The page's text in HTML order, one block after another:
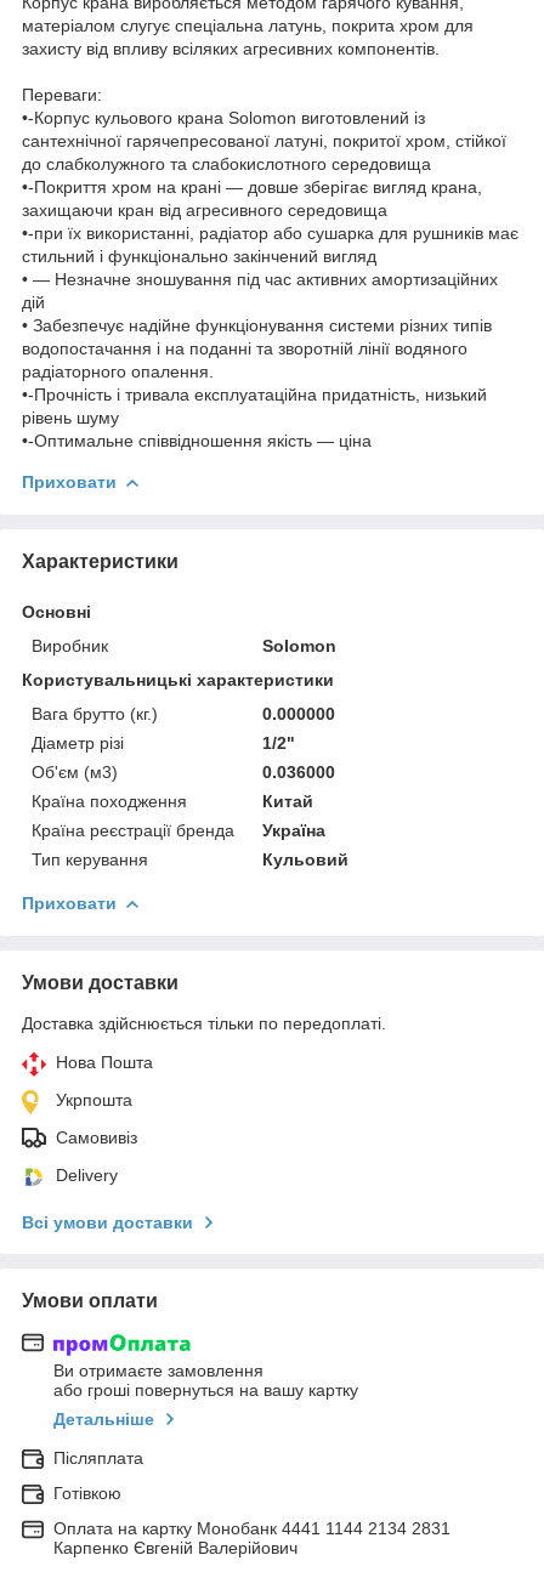
матеріалом слугує спеціальна латунь, покрита хром для
захисту від впливу всіляких агресивних компонентів.
Переваги:
•-Корпус кульового крана Solomon виготовлений із
сантехнічної гарячепресованої латуні, покритої хром, стійкої
до слабколужного та слабокислотного середовища
•-Покриття хром на крані — довше зберігає вигляд крана,
захищаючи кран від агресивного середовища
•-при їх використанні, радіатор або сушарка для рушників має
стильний і функціонально закінчений вигляд
• — Незначне зношування під час активних амортизаційних
дій
• Забезпечує надійне функціонування системи різних типів
водопостачання і на поданні та зворотній лінії водяного
радіаторного опалення.
•-Прочність і тривала експлуатаційна придатність, низький
рівень шуму
•-Оптимальне співвідношення якість — ціна
Приховати
Характеристики
Основні
Виробник
Solomon
Користувальницькі характеристики
Вага брутто (кг.)
0.000000
Діаметр різі
1/2"
Об'єм (м3)
0.036000
Країна походження
Китай
Країна реєстрації бренда
Україна
Тип керування
Кульовий
Приховати
Умови доставки
Доставка здійснюється тільки по передоплаті.
Нова Пошта
Укрпошта
Самовивіз
Delivery
Всі умови доставки
Умови оплати
Ви отримаєте замовлення
або гроші повернуться на вашу картку
Детальніше
Післяплата
Готівкою
Оплата на картку Монобанк 4441 1144 2134 2831
Карпенко Євгеній Валерійович